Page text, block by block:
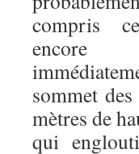
compris
encore
sommet
mètres de
qui